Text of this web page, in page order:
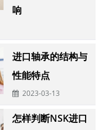
响
进口轴承的结构与
性能特点
2023-03-13
怎样判断NSK进口